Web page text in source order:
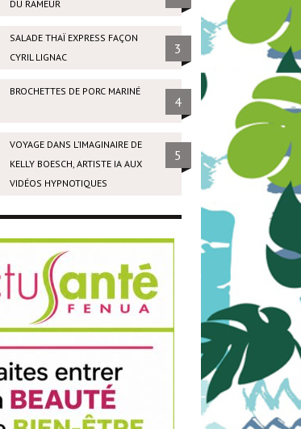
DU RAMEUR
SALADE THAÏ EXPRESS FAÇON
CYRIL LIGNAC
3
BROCHETTES DE PORC MARINÉ
4
VOYAGE DANS L’IMAGINAIRE DE
KELLY BOESCH, ARTISTE IA AUX
VIDÉOS HYPNOTIQUES
5